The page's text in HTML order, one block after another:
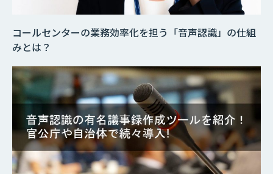
コールセンターの業務効率化を担う「音声認識」の仕組
みとは？